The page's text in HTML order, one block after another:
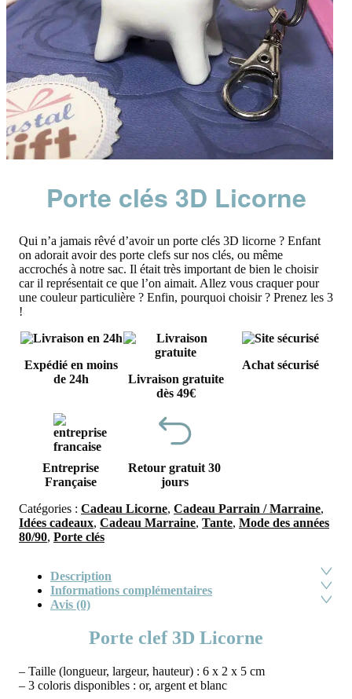
Porte clés 3D Licorne
Qui n’a jamais rêvé d’avoir un porte clés 3D licorne ? Enfant
on adorait avoir des porte clefs sur nos clés, ou même
accrochés à notre sac. Il était très important de bien le choisir
car il représentait ce que l’on aimait. Allez vous craquer pour
une couleur particulière ? Enfin, pourquoi choisir ? Prenez les 3
!
Expédié en moins
de 24h
Livraison gratuite
dès 49€
Achat sécurisé
Entreprise
Française
Retour gratuit 30
jours
Catégories : Cadeau Licorne, Cadeau Parrain / Marraine,
Idées cadeaux, Cadeau Marraine, Tante, Mode des années
80/90, Porte clés
Description
Informations complémentaires
Avis (0)
Porte clef 3D Licorne
– Taille (longueur, largeur, hauteur) : 6 x 2 x 5 cm
– 3 coloris disponibles : or, argent et blanc